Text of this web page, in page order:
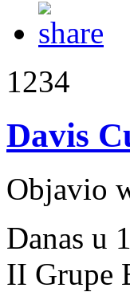
1234
Davis
Objavio
Danas u
II Grupe